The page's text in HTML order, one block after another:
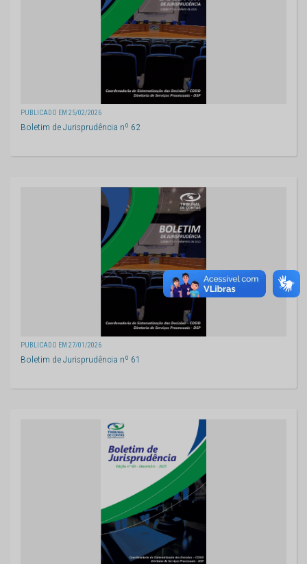
PUBLICADO EM 25/02/2026
Boletim de Jurisprudência nº 62
PUBLICADO EM 27/01/2026
Boletim de Jurisprudência nº 61